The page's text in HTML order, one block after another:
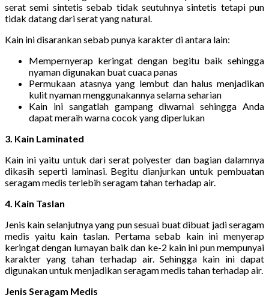
serat semi sintetis sebab tidak seutuhnya sintetis tetapi pun
tidak datang dari serat yang natural.
Kain ini disarankan sebab punya karakter di antara lain:
Mempernyerap keringat dengan begitu baik sehingga
nyaman digunakan buat cuaca panas
Permukaan atasnya yang lembut dan halus menjadikan
kulit nyaman menggunakannya selama seharian
Kain ini sangatlah gampang diwarnai sehingga Anda
dapat meraih warna cocok yang diperlukan
3. Kain Laminated
Kain ini yaitu untuk dari serat polyester dan bagian dalamnya
dikasih seperti laminasi. Begitu dianjurkan untuk pembuatan
seragam medis terlebih seragam tahan terhadap air.
4. Kain Taslan
Jenis kain selanjutnya yang pun sesuai buat dibuat jadi seragam
medis yaitu kain taslan. Pertama sebab kain ini menyerap
keringat dengan lumayan baik dan ke-2 kain ini pun mempunyai
karakter yang tahan terhadap air. Sehingga kain ini dapat
digunakan untuk menjadikan seragam medis tahan terhadap air.
Jenis Seragam Medis